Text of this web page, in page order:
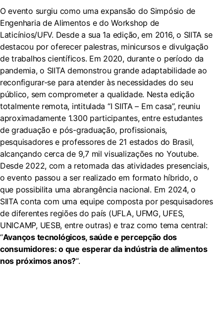
O evento surgiu como uma expansão do Simpósio de
Engenharia de Alimentos e do Workshop de
Laticínios/UFV. Desde a sua 1a edição, em 2016, o SIITA se
destacou por oferecer palestras, minicursos e divulgação
de trabalhos científicos. Em 2020, durante o período da
pandemia, o SIITA demonstrou grande adaptabilidade ao
reconfigurar-se para atender às necessidades do seu
público, sem comprometer a qualidade. Nesta edição
totalmente remota, intitulada “I SIITA – Em casa”, reuniu
aproximadamente 1.300 participantes, entre estudantes
de graduação e pós-graduação, profissionais,
pesquisadores e professores de 21 estados do Brasil,
alcançando cerca de 9,7 mil visualizações no Youtube.
Desde 2022, com a retomada das atividades presenciais,
o evento passou a ser realizado em formato híbrido, o
que possibilita uma abrangência nacional. Em 2024, o
SIITA conta com uma equipe composta por pesquisadores
de diferentes regiões do país (UFLA, UFMG, UFES,
UNICAMP, UESB, entre outras) e traz como tema central:
“Avanços tecnológicos, saúde e percepção dos
consumidores: o que esperar da indústria de alimentos
nos próximos anos?“.